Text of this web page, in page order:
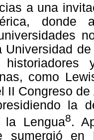
a una
donde
Universidad
como
II Congreso de
la
la Lengua8.
sumergió